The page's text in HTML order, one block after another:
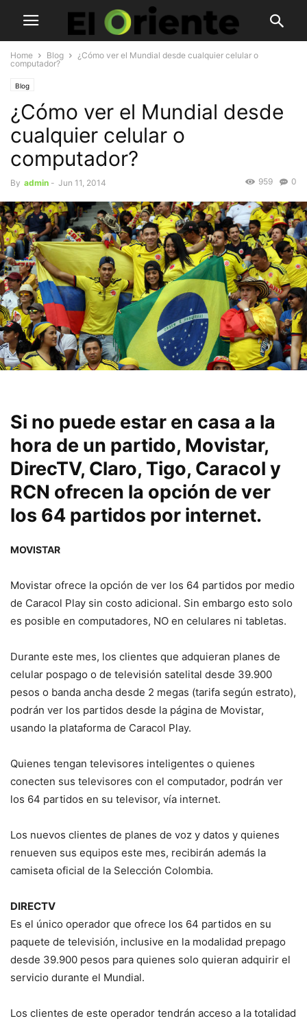
Home Blog
¿Cómo ver el Mundial desde cualquier celular o
computador?
Blog
¿Cómo ver el Mundial desde
cualquier celular o
computador?
By admin - Jun 11, 2014 0
959
Si no puede estar en casa a la
hora de un partido, Movistar,
DirecTV, Claro, Tigo, Caracol y
RCN ofrecen la opción de ver
los 64 partidos por internet.
MOVISTAR
Movistar ofrece la opción de ver los 64 partidos por medio
de Caracol Play sin costo adicional. Sin embargo esto solo
es posible en computadores, NO en celulares ni tabletas.
Durante este mes, los clientes que adquieran planes de
celular pospago o de televisión satelital desde 39.900
pesos o banda ancha desde 2 megas (tarifa según estrato),
podrán ver los partidos desde la página de Movistar,
usando la plataforma de Caracol Play.
Quienes tengan televisores inteligentes o quienes
conecten sus televisores con el computador, podrán ver
los 64 partidos en su televisor, vía internet.
Los nuevos clientes de planes de voz y datos y quienes
renueven sus equipos este mes, recibirán además la
camiseta oficial de la Selección Colombia.
DIRECTV
Es el único operador que ofrece los 64 partidos en su
paquete de televisión, inclusive en la modalidad prepago
desde 39.900 pesos para quienes solo quieran adquirir el
servicio durante el Mundial.
Los clientes de este operador tendrán acceso a la totalidad